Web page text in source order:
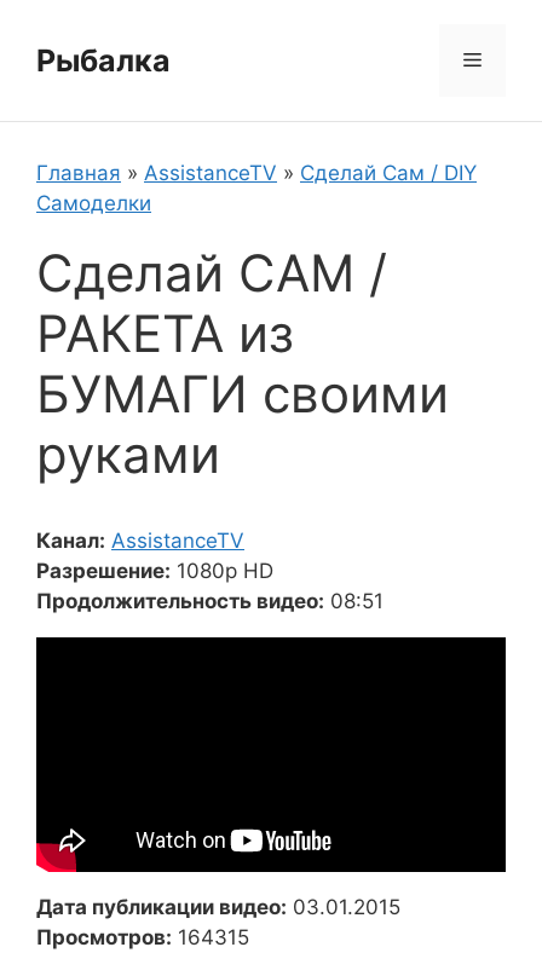
содержимому
Рыбалка Меню
Главная » AssistanceTV » Сделай Сам / DIY
Самоделки
Сделай САМ /
РАКЕТА из
БУМАГИ своими
руками
Канал: AssistanceTV
Разрешение: 1080p HD
Продолжительность видео: 08:51
Дата публикации видео: 03.01.2015
Просмотров: 164315